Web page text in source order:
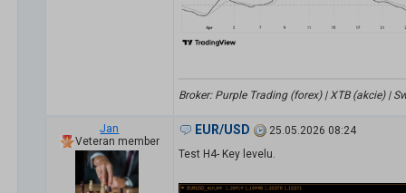
Broker: Purple Trading (forex) | XTB (akcie) |
Jan
Veteran member
EUR/USD
25.05.2026 08:24
Test H4- Key levelu.